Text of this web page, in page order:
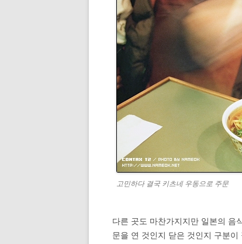
고민하다 결국 키츠네 우동으로 주문
다른 곳도 마찬가지지만 일본의 음
문을 연 것인지 닫은 것인지 구분